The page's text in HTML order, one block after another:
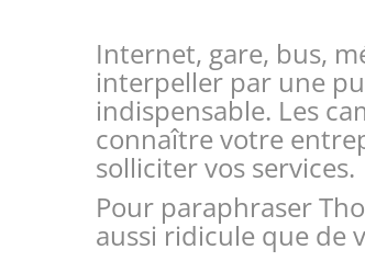
Internet, gare, bus,
interpeller par une
indispensable. Les
connaître votre
solliciter vos services.
Pour paraphraser
aussi ridicule que de